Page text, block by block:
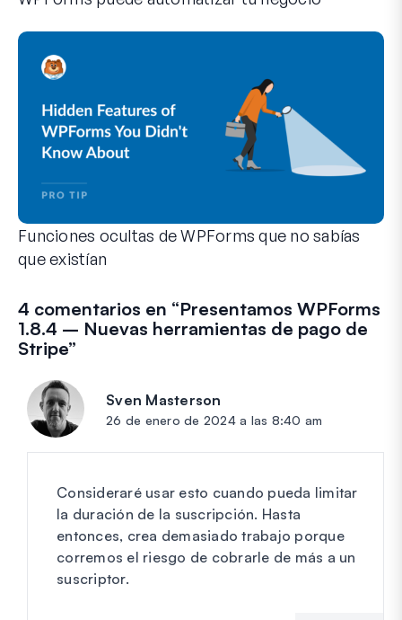
Funciones ocultas de WPForms que no sabías
que existían
4 comentarios en “Presentamos WPForms
1.8.4 – Nuevas herramientas de pago de
Stripe”
Sven Masterson
26 de enero de 2024 a las 8:40 am
Consideraré usar esto cuando pueda limitar
la duración de la suscripción. Hasta
entonces, crea demasiado trabajo porque
corremos el riesgo de cobrarle de más a un
suscriptor.